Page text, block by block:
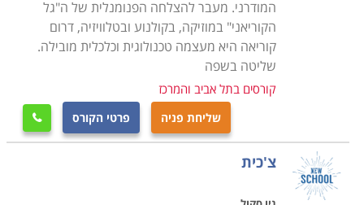
המודרני. מעבר להצלחה הפנומנלית של ה"גל
הקוריאני" במוזיקה, בקולנוע ובטלוויזיה, דרום
קוריאה היא מעצמה טכנולוגית וכלכלית מובילה.
שליטה בשפה
קורסים בתל אביב והמרכז
שליחת פניה פרטי הקורס 
צ'כית